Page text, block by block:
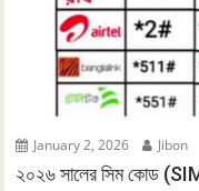
January 2, 2026 Jibon
২০২৬ সালের সিম কোড